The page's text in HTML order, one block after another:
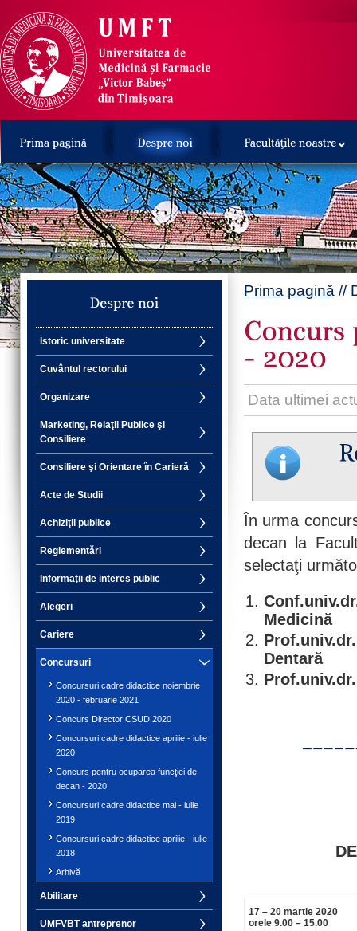
Istoric universitate
Cuvântul rectorului
Organizare
Marketing, Relaţii Publice şi
Consiliere
Consiliere şi Orientare în Carieră
Acte de Studii
Achiziţii publice
Reglementări
Informaţii de interes public
Alegeri
Cariere
Concursuri
Concursuri cadre didactice noiembrie
2020 - februarie 2021
Concurs Director CSUD 2020
Concursuri cadre didactice aprilie - iulie
2020
Concurs pentru ocuparea funcţiei de
decan - 2020
Concursuri cadre didactice mai - iulie
2019
Concursuri cadre didactice aprilie - iulie
2018
Arhivă
Abilitare
UMFVBT antreprenor
Prima pagină //
Data ultimei
În urma
decan la
selectaţi
Medicină
Dentară
17 – 20 martie 2020
orele 9.00 – 15.00